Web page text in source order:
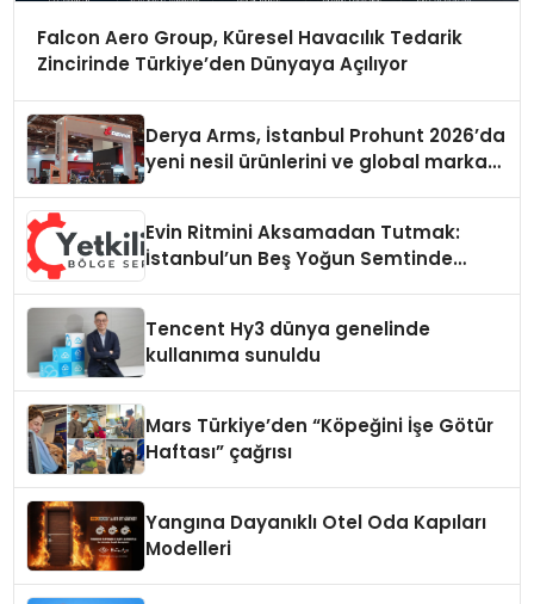
Falcon Aero Group, Küresel Havacılık Tedarik
Zincirinde Türkiye’den Dünyaya Açılıyor
Derya Arms, İstanbul Prohunt 2026’da
yeni nesil ürünlerini ve global marka
Evin Ritmini Aksamadan Tutmak:
İstanbul’un Beş Yoğun Semtinde
Tencent Hy3 dünya genelinde
kullanıma sunuldu
Mars Türkiye’den “Köpeğini İşe Götür
Haftası” çağrısı
Yangına Dayanıklı Otel Oda Kapıları
Modelleri